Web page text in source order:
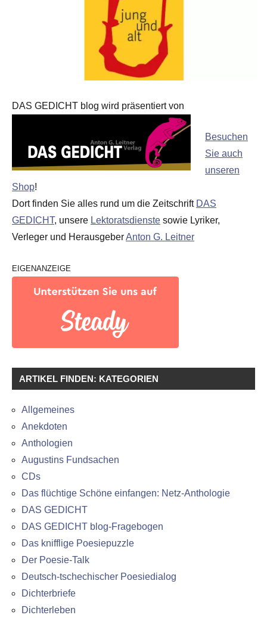
DAS GEDICHT blog wird präsentiert von
Besuchen
Sie auch
unseren
Shop!
Dort finden Sie alles rund um die Zeitschrift DAS
GEDICHT, unsere Lektoratsdienste sowie Lyriker,
Verleger und HerausgeberAnton G. Leitner
EIGENANZEIGE
ARTIKEL FINDEN: KATEGORIEN
Allgemeines
Anekdoten
Anthologien
Augustins Fundsachen
CDs
Das flüchtige Schöne einfangen: Netz-Anthologie
DAS GEDICHT
DAS GEDICHT blog-Fragebogen
Das knifflige Poesiepuzzle
Der Poesie-Talk
Deutsch-tschechischer Poesiedialog
Dichterbriefe
Dichterleben